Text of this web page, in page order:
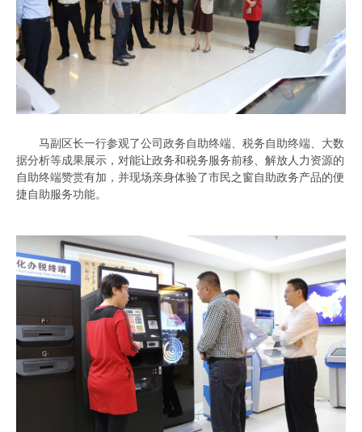
马副区长一行参观了公司政务自助终端、税务自助终端、大数
据分析等成果展示，对能让政务和税务服务前移、解放人力资源的
自助终端赞赏有加，并现场亲身体验了市民之窗自助政务产品的便
捷自助服务功能。